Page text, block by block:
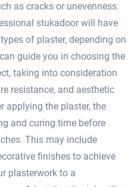
as cracks or unevenness.​
stukadoor will have
of plaster, depending on
guide you in choosing the
taking into consideration
resistance, and aesthetic
applying the plaster, the
and curing time before
This may include
finishes to achieve
plasterwork to a